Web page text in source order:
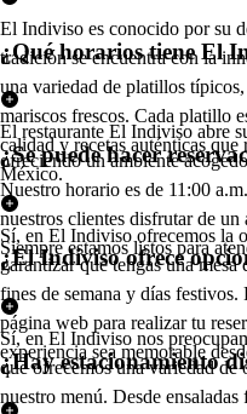
El Indiviso es conocido por su
tradición se encuentra con la
una variedad de platillos
mariscos frescos. Cada platillo
calidad y recetas auténticas
México.
¿Qué horarios tiene El
El restaurante El Indiviso abre
ofreciendo un ambiente
Nuestro horario es de 11:00
nuestros clientes disfrutar de
Siempre estamos listos para
¿Se puede hacer
Sí, en El Indiviso ofrecemos la
garantizar que tengas una
fines de semana y días festivos.
página web para realizar tu
experiencia sea memorable
¿El Indiviso ofrece
Sí, en El Indiviso nos
que ofrecemos una variedad de
nuestro menú. Desde
¿Hay estacionamiento